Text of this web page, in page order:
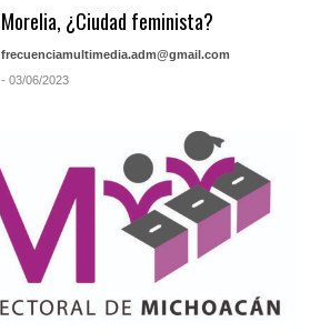
Morelia, ¿Ciudad feminista?
frecuenciamultimedia.adm@gmail.com
- 03/06/2023